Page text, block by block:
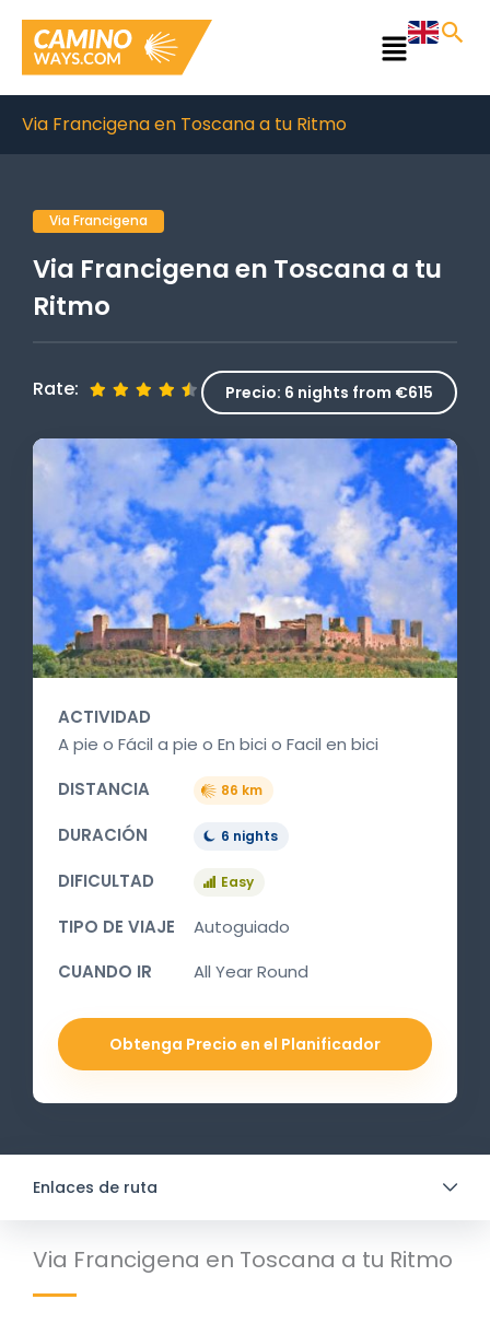
contenido
Main
Via Francigena en Toscana a tu Ritmo
Via Francigena
Via Francigena en Toscana a tu
Ritmo
Rate: Precio: 6 nights from €615
ACTIVIDAD
A pie o Fácil a pie o En bici o Facil en bici
DISTANCIA
86 km
DURACIÓN 6 nights
DIFICULTAD Easy
TIPO DE VIAJE
Autoguiado
CUANDO IR
All Year Round
Obtenga Precio en el Planificador
Enlaces de ruta
Via Francigena en Toscana a tu Ritmo